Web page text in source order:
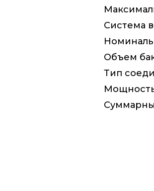
Система
Объем
Тип